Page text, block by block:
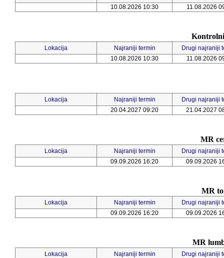
10.08.2026 10:30 11.08.2026
Kontrolni
Lokacija Najraniji termin
Drugi najraniji
10.08.2026 10:30
11.08.2026
Lokacija Najraniji termin
Drugi najraniji
20.04.2027 09:20
21.04.2027
MR
Lokacija Najraniji termin
Drugi najraniji
09.09.2026 16:20
09.09.2026
MR
Lokacija Najraniji termin
Drugi najraniji
09.09.2026 16:20
09.09.2026
MR
Lokacija Najraniji termin
Drugi najraniji